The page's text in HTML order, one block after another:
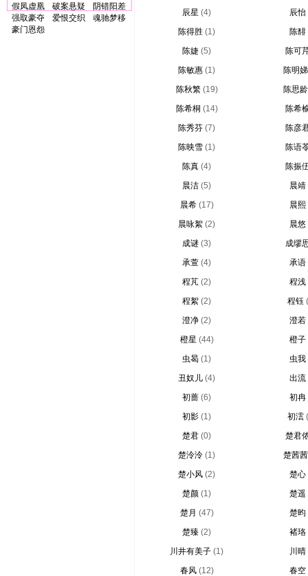
假凤虚凰
破案悬疑
阴错阳差
强取豪夺
爱恨交织
魂驰梦移
豪门恩怨
辰星 (4)
辰怡
陈得胜 (1)
陈馡
陈婕 (5)
陈可
陈敏惠 (1)
陈明娣
陈秋繁 (19)
陈思龄
陈希桐 (14)
陈希
陈秀芬 (7)
陈彦
陈映雪 (1)
陈语
陈真 (4)
陈振
晨洁 (5)
晨靖
晨希 (17)
晨熙
晨咏絮 (2)
晨悠
成谜 (3)
成缪
承萱 (4)
承语
程芃 (2)
程浅
程絮 (2) 程钰
澄净 (2)
澄若
橙星 (44)
橙子
虫曷 (1)
虫我
丑奴儿 (4)
出流
初蔷 (6)
初冉
初影 (1) 初澐
楚君 (0)
楚君
楚泠泠 (1)
楚茜茜
楚小风 (2)
楚心
楚颜 (1)
楚遥
楚月 (47)
楚昀
楚臻 (2)
褚珞
川井有美子 (1)
川晴
春风 (12)
春空